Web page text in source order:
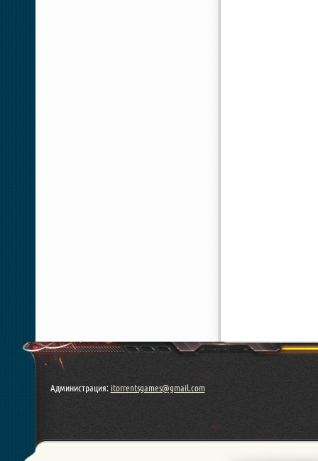
Администрация: itorrentsgames@gmail.com